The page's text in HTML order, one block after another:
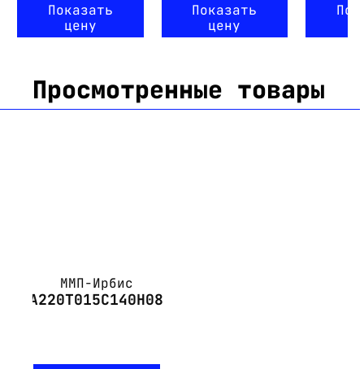
Показать
цену
Показать
цену
Просмотренные товары
ММП-Ирбис
А220Т015С140Н08